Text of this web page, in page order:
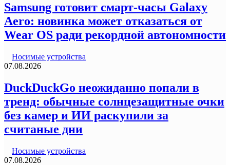
Samsung готовит смарт-часы Galaxy
Aero: новинка может отказаться от
Wear OS ради рекордной автономности
Носимые устройства
07.08.2026
DuckDuckGo неожиданно попали в
тренд: обычные солнцезащитные очки
без камер и ИИ раскупили за
считаные дни
Носимые устройства
07.08.2026